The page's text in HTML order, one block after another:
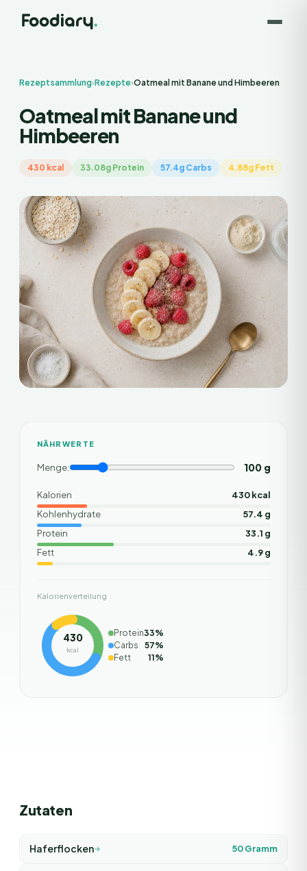
Rezeptsammlung›Rezepte›Oatmeal mit Banane und Himbeeren
Oatmeal mit Banane und
Himbeeren
430 kcal 33.08g Protein 57.4g Carbs 4.88g Fett
NÄHRWERTE
Menge: 100g
Kalorien
430 kcal
Kohlenhydrate
57.4 g
Protein
33.1 g
Fett
4.9 g
Kalorienverteilung
430
kcal
Protein33%
Carbs
57%
Fett
11%
Zutaten
Haferflocken 50Gramm